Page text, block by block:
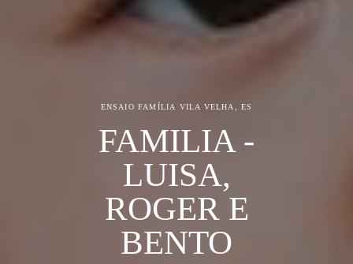
ENSAIO FAMÍLIA VILA VELHA, ES
FAMILIA -
LUISA,
ROGER E
BENTO